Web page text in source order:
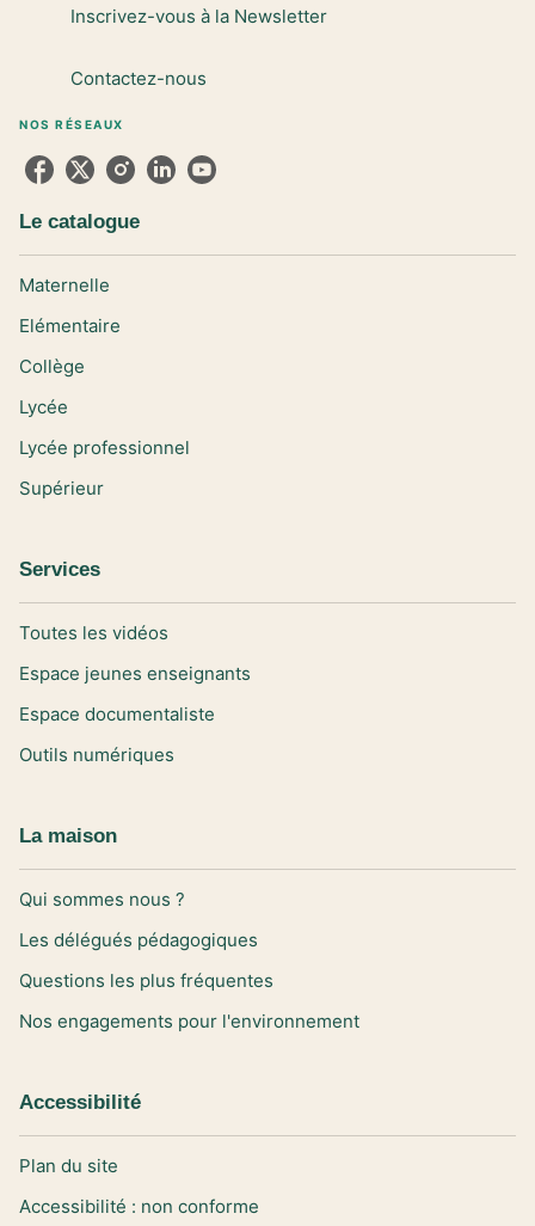
Inscrivez-vous à la Newsletter
Contactez-nous
NOS RÉSEAUX
Le catalogue
Maternelle
Elémentaire
Collège
Lycée
Lycée professionnel
Supérieur
Services
Toutes les vidéos
Espace jeunes enseignants
Espace documentaliste
Outils numériques
La maison
Qui sommes nous ?
Les délégués pédagogiques
Questions les plus fréquentes
Nos engagements pour l'environnement
Accessibilité
Plan du site
Accessibilité : non conforme